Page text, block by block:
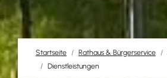
Startseite Rathaus & Bürgerservice
Dienstleistungen